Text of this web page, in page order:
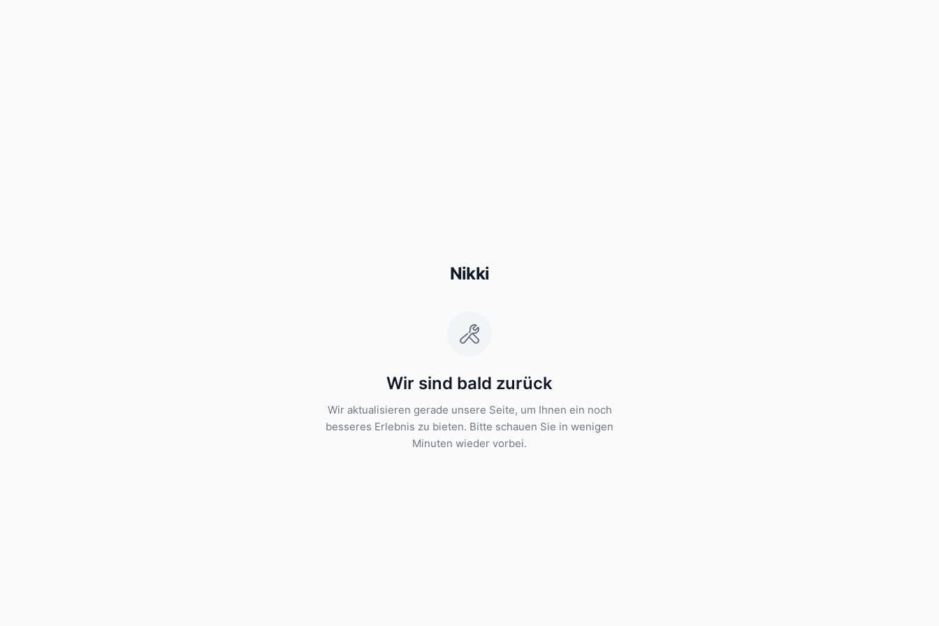
Nikki
Wir sind bald zurück
Wir aktualisieren gerade unsere Seite, um Ihnen ein noch
besseres Erlebnis zu bieten. Bitte schauen Sie in wenigen
Minuten wieder vorbei.